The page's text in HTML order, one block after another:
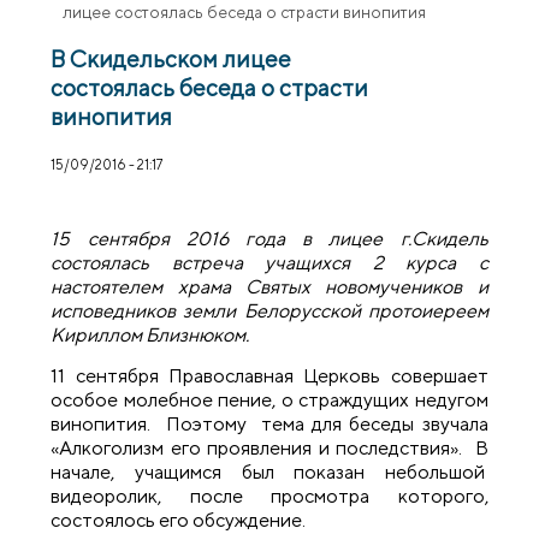
лицее состоялась беседа о страсти винопития
В Скидельском лицее
состоялась беседа о страсти
винопития
15/09/2016 - 21:17
15 сентября 2016 года в лицее г.Скидель
состоялась встреча учащихся 2 курса с
настоятелем храма Святых новомучеников и
исповедников земли Белорусской протоиереем
Кириллом Близнюком.
11 сентября Православная Церковь совершает
особое молебное пение, о страждущих недугом
винопития. Поэтому тема для беседы звучала
«Алкоголизм его проявления и последствия». В
начале, учащимся был показан небольшой
видеоролик, после просмотра которого,
состоялось его обсуждение.